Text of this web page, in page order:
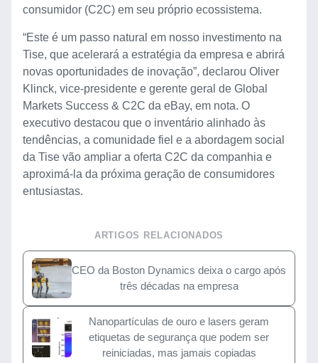
consumidor (C2C) em seu próprio ecossistema.
“Este é um passo natural em nosso investimento na
Tise, que acelerará a estratégia da empresa e abrirá
novas oportunidades de inovação”, declarou Oliver
Klinck, vice-presidente e gerente geral de Global
Markets Success & C2C da eBay, em nota. O
executivo destacou que o inventário alinhado às
tendências, a comunidade fiel e a abordagem social
da Tise vão ampliar a oferta C2C da companhia e
aproximá-la da próxima geração de consumidores
entusiastas.
ARTIGOS RELACIONADOS
CEO da Boston Dynamics deixa o cargo após
três décadas na empresa
Nanopartículas de ouro e lasers geram
etiquetas de segurança que podem ser
reiniciadas, mas jamais copiadas